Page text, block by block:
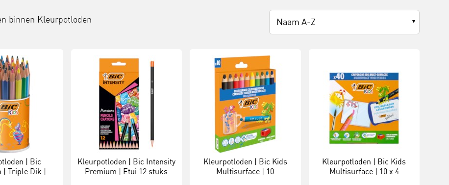
binnen Kleurpotloden Naam A-Z
| Bic
| Triple Dik |
Kleurpotloden | Bic Intensity
Premium | Etui 12 stuks
Kleurpotloden | Bic Kids
Multisurface | 10
Kleurpotloden | Bic Kids
Multisurface | 10 x 4